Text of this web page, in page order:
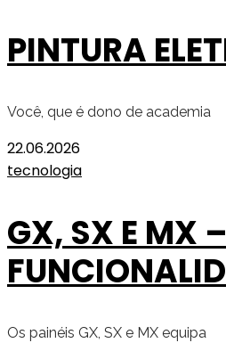
PINTURA
Você, que é dono de academia
22.06.2026
tecnologia
GX, SX E MX
Os painéis GX, SX e MX equipa